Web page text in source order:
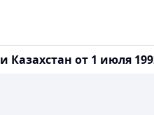
от 1 июля